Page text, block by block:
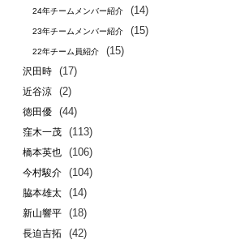
24年チームメンバー紹介 (14)
23年チームメンバー紹介 (15)
22年チーム員紹介 (15)
沢田時 (17)
近谷涼 (2)
徳田優 (44)
窪木一茂 (113)
橋本英也 (106)
今村駿介 (104)
脇本雄太 (14)
新山響平 (18)
長迫吉拓 (42)